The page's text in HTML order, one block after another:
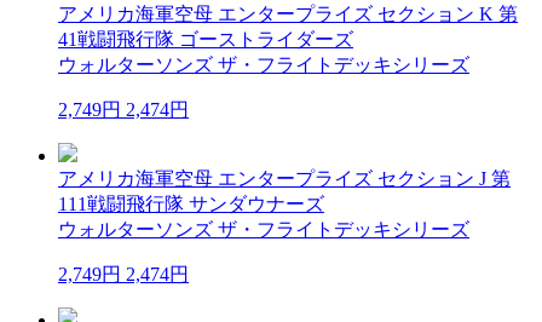
アメリカ海軍空母 エンタープライズ セクション K 第
41戦闘飛行隊 ゴーストライダーズ
ウォルターソンズ ザ・フライトデッキシリーズ
2,749円 2,474円
アメリカ海軍空母 エンタープライズ セクション J 第
111戦闘飛行隊 サンダウナーズ
ウォルターソンズ ザ・フライトデッキシリーズ
2,749円 2,474円